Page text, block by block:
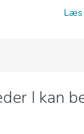
Læs
I kan